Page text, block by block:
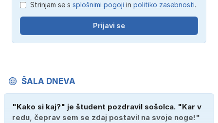
Strinjam se s splošnimi pogoji in politiko zasebnosti.
Prijavi se
ŠALA DNEVA
"Kako si kaj?" je študent pozdravil sošolca. "Kar v
redu, čeprav sem se zdaj postavil na svoje noge!"